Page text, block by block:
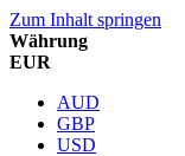
Zum Inhalt springen
Währung
EUR
AUD
GBP
USD